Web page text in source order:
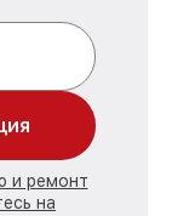
и ремонт
на